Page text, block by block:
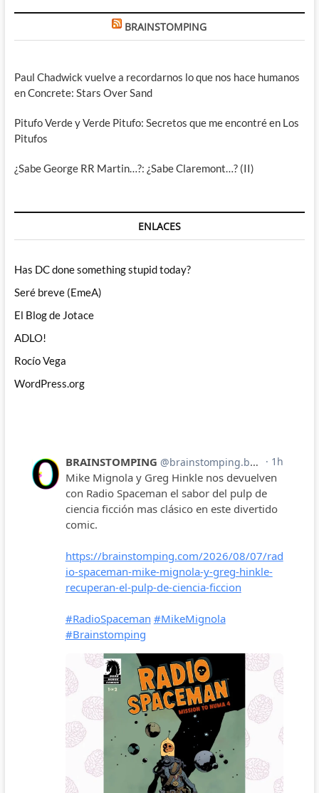
BRAINSTOMPING
Paul Chadwick vuelve a recordarnos lo que nos hace humanos
en Concrete: Stars Over Sand
Pitufo Verde y Verde Pitufo: Secretos que me encontré en Los
Pitufos
¿Sabe George RR Martin…?: ¿Sabe Claremont…? (II)
ENLACES
Has DC done something stupid today?
Seré breve (EmeA)
El Blog de Jotace
ADLO!
Rocío Vega
WordPress.org